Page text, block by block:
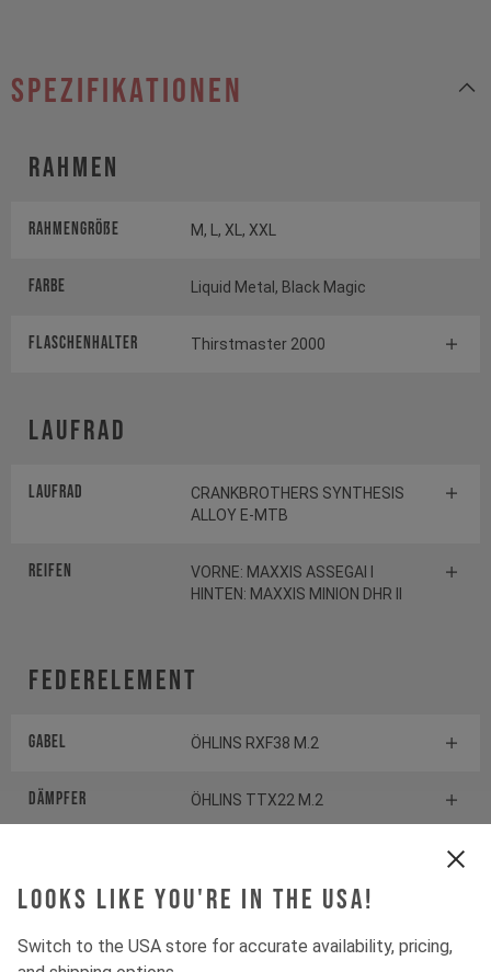
Looks like you're in the USA!
Switch to the USA store for accurate availability, pricing,
Spezifikationen
Rahmen
Rahmengröße M, L, XL, XXL
Farbe Liquid Metal, Black Magic
FLASCHENHALTER Thirstmaster 2000
Laufrad
Laufrad
CRANKBROTHERS SYNTHESIS
ALLOY E-MTB
Reifen
VORNE: MAXXIS ASSEGAI I
HINTEN: MAXXIS MINION DHR II
Federelement
Gabel ÖHLINS RXF38 M.2
Dämpfer ÖHLINS TTX22 M.2
Antrieb
Kurbelgarnitur SHIMANO XT